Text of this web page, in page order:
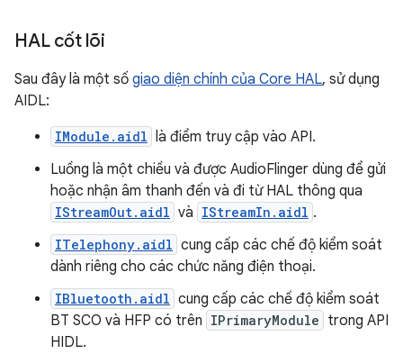
HAL cốt lõi
Sau đây là một số giao diện chính của Core HAL, sử dụng
AIDL:
IModule.aidl là điểm truy cập vào API.
Luồng là một chiều và được AudioFlinger dùng để gửi
hoặc nhận âm thanh đến và đi từ HAL thông qua
IStreamOut.aidl và IStreamIn.aidl .
ITelephony.aidl cung cấp các chế độ kiểm soát
dành riêng cho các chức năng điện thoại.
IBluetooth.aidl cung cấp các chế độ kiểm soát
BT SCO và HFP có trên IPrimaryModule trong API
HIDL.